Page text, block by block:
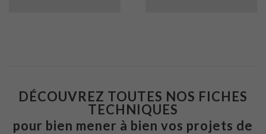
DÉCOUVREZ TOUTES NOS FICHES
TECHNIQUES
pour bien mener à bien vos projets de